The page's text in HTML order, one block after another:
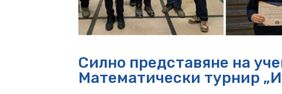
Силно представяне на
Математически турнир